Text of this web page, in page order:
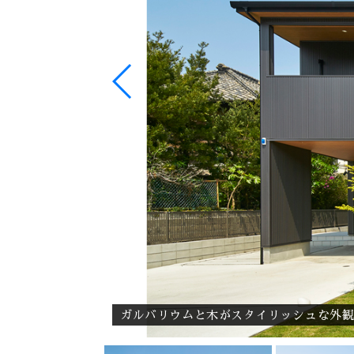
ガルバリウムと木がスタイリッシュな外観